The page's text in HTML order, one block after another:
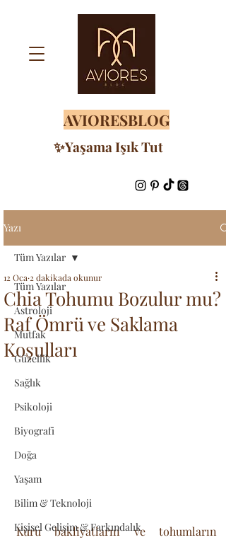
AVIORESBLOG
✨Yaşama Işık Tut
Yazı
Tüm Yazılar
Astroloji
Mutfak
Güzellik
Sağlık
Psikoloji
Biyografi
Doğa
Yaşam
Bilim & Teknoloji
Kişisel Gelişim & Farkındalık
Tüm Yazılar
Chia Tohumu Bozulur mu?
Raf Ömrü ve Saklama
Koşulları
12 Oca 2 dakikada okunur
Kuru bakliyatların ve tohumların